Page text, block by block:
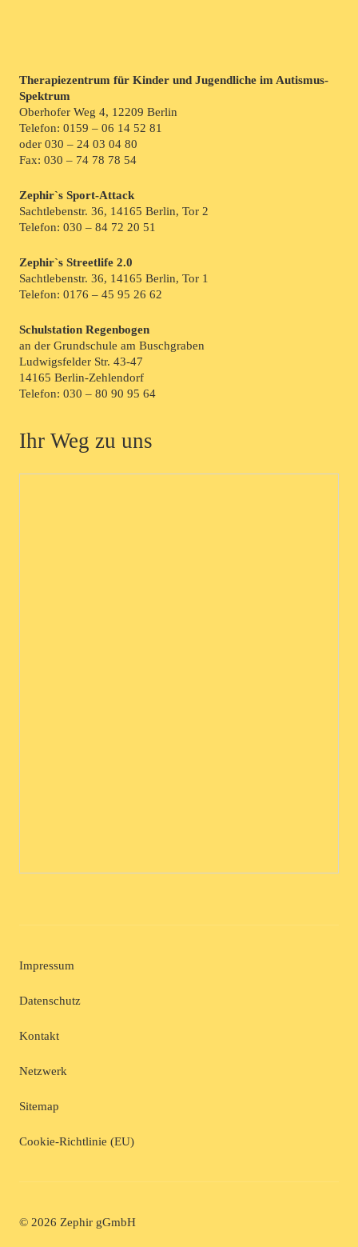
Therapiezentrum für Kinder und Jugendliche im Autismus-
Spektrum
Oberhofer Weg 4, 12209 Berlin
Telefon: 0159 – 06 14 52 81
oder 030 – 24 03 04 80
Fax: 030 – 74 78 78 54
Zephir`s Sport-Attack
Sachtlebenstr. 36, 14165 Berlin, Tor 2
Telefon: 030 – 84 72 20 51
Zephir`s Streetlife 2.0
Sachtlebenstr. 36, 14165 Berlin, Tor 1
Telefon: 0176 – 45 95 26 62
Schulstation Regenbogen
an der Grundschule am Buschgraben
Ludwigsfelder Str. 43-47
14165 Berlin-Zehlendorf
Telefon: 030 – 80 90 95 64
Ihr Weg zu uns
Impressum
Datenschutz
Kontakt
Netzwerk
Sitemap
Cookie-Richtlinie (EU)
© 2026 Zephir gGmbH